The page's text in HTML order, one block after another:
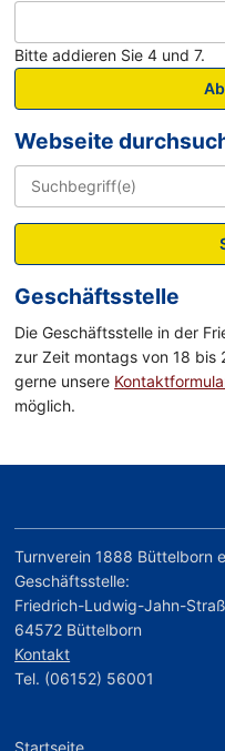
Bitte addieren Sie 4 und 7.
Webseite
Geschäftsstelle
Die Geschäftsstelle in der
zur Zeit montags von 18
gerne unsere
möglich.
Turnverein 1888 Büttelborn
Geschäftsstelle:
Friedrich-Ludwig-Jahn-
64572 Büttelborn
Kontakt
Tel. (06152) 56001
Startseite